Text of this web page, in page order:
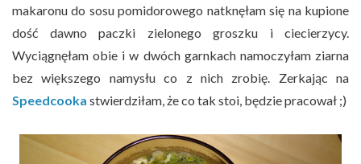
makaronu do sosu pomidorowego natknęłam się na kupione
dość dawno paczki zielonego groszku i ciecierzycy.
Wyciągnęłam obie i w dwóch garnkach namoczyłam ziarna
bez większego namysłu co z nich zrobię. Zerkając na
Speedcooka stwierdziłam, że co tak stoi, będzie pracował ;)